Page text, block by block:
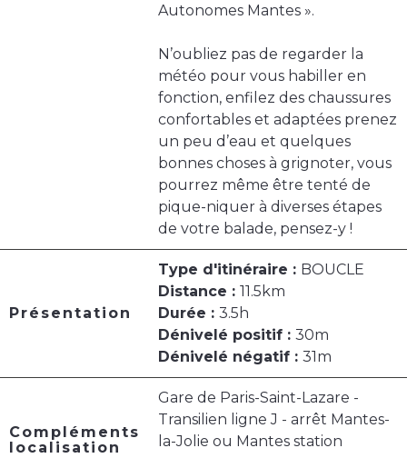
Autonomes Mantes ».
N’oubliez pas de regarder la
météo pour vous habiller en
fonction, enfilez des chaussures
confortables et adaptées prenez
un peu d’eau et quelques
bonnes choses à grignoter, vous
pourrez même être tenté de
pique-niquer à diverses étapes
de votre balade, pensez-y !
Présentation
Type d'itinéraire : BOUCLE
Distance : 11.5km
Durée : 3.5h
Dénivelé positif : 30m
Dénivelé négatif : 31m
Compléments
localisation
Gare de Paris-Saint-Lazare -
Transilien ligne J - arrêt Mantes-
la-Jolie ou Mantes station